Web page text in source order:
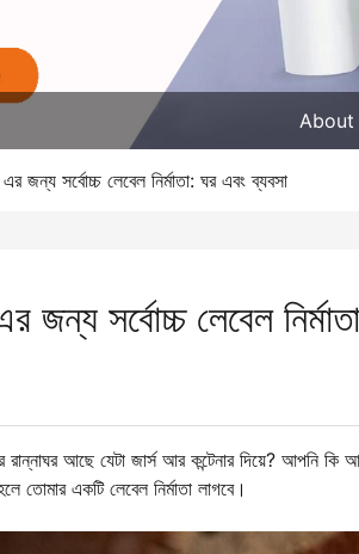
About
জন্য সর্বোচ্চ লেবেল নির্মাতা: ঘর এবং ব্যবসা
জন্য সর্বোচ্চ লেবেল
আছে যেটা জার্স আর কন্টেনার দিয়ে? আপনি কি
তোমার একটি লেবেল নির্মাতা লাগবে।